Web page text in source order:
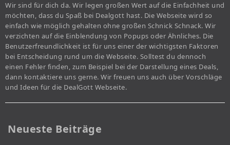
Wir sind für dich da. Wir legen großen Wert auf die Einfachheit und
möchten, dass du Spaß bei Dealgott hast. Die Webseite wird so
einfach wie möglich gehalten ohne großen Schnick Schnack. Wir
verzichten auf die Einblendung von Popups oder Ähnliches. Die
Benutzerfreundlichkeit ist für uns einer der wichtigsten Faktoren
bei Entscheidung rund um die Webseite. Solltest du dennoch
einen Fehler finden, zum Beispiel bei der Darstellung eines Deals,
dann kontaktiere uns gerne. Wir freuen uns auch über Vorschläge
und Ideen für die DealGott Webseite.
Neueste Beiträge